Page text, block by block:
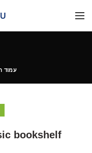
עמוד
bookshelf